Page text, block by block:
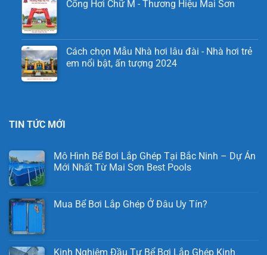
Cổng Hơi Chữ M - Thương Hiệu Mai Sơn
Cách chọn Mẫu Nhà hơi lâu đài - Nhà hơi trẻ
em nổi bật, ấn tượng 2024
TIN TỨC MỚI
Mô Hình Bể Bơi Lắp Ghép Tại Bắc Ninh – Dự Án
Mới Nhất Từ Mai Sơn Best Pools
Mua Bể Bơi Lắp Ghép Ở Đâu Uy Tín?
Kinh Nghiệm Đầu Tư Bể Bơi Lắp Ghép Kinh